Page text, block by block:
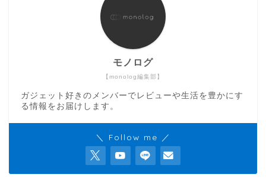
【monolog編集部】
モノログ
ガジェット好きのメンバーでレビューや生活を豊かにす
る情報をお届けします。
＼ Follow me ／